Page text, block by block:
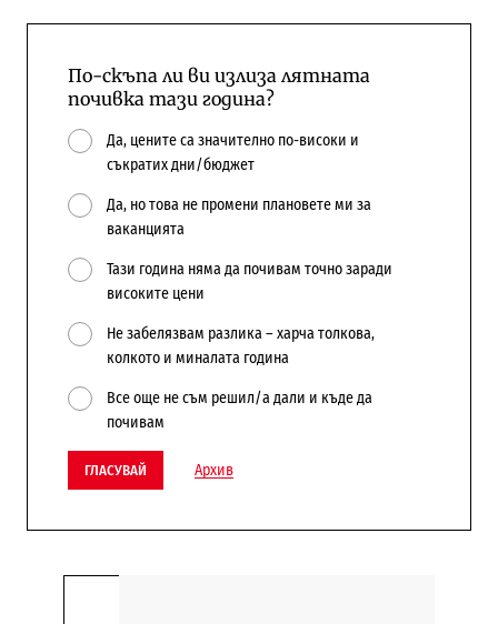
По-скъпа ли ви излиза лятната
почивка тази година?
Да, цените са значително по-високи и
съкратих дни/бюджет
Да, но това не промени плановете ми за
ваканцията
Тази година няма да почивам точно заради
високите цени
Не забелязвам разлика – харча толкова,
колкото и миналата година
Все още не съм решил/а дали и къде да
почивам
ГЛАСУВАЙ Архив